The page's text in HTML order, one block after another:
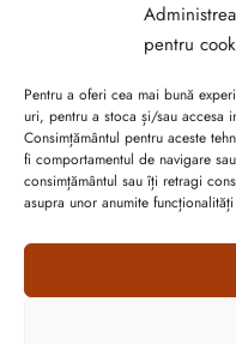
pentru
Pentru a oferi cea mai bună
uri, pentru a stoca și/sau accesa
Consimțământul pentru aceste
fi comportamentul de navigare
consimțământul sau îți retragi
asupra unor anumite
Abonează-te la
Nu rata cele mai noi